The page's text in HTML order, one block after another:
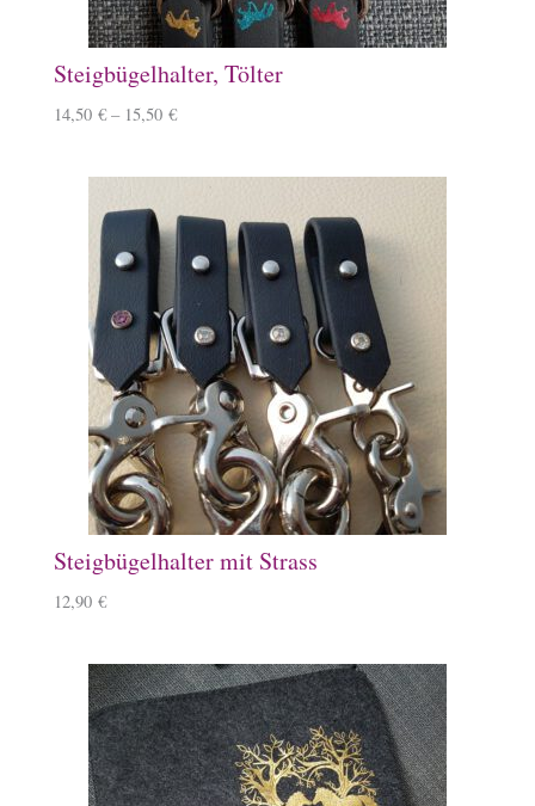
Steigbügelhalter, Tölter
14,50 € – 15,50 €
Steigbügelhalter mit Strass
12,90 €